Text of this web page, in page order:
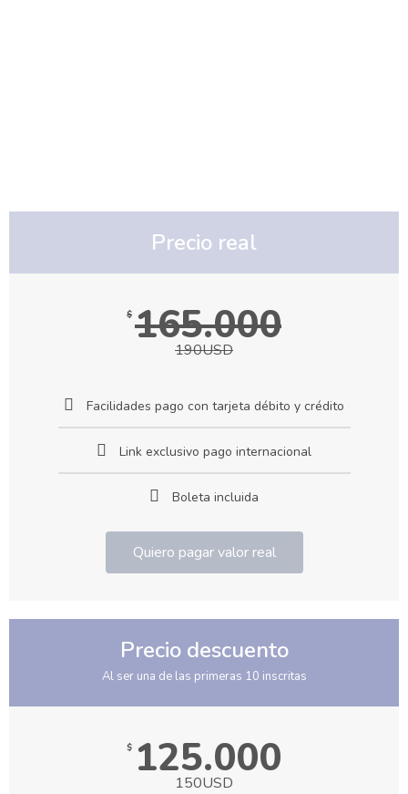
Precio real
$ 165.000
190USD
Facilidades pago con tarjeta débito y crédito
Link exclusivo pago internacional
Boleta incluida
Quiero pagar valor real
Precio descuento
Al ser una de las primeras 10 inscritas
$ 125.000
150USD